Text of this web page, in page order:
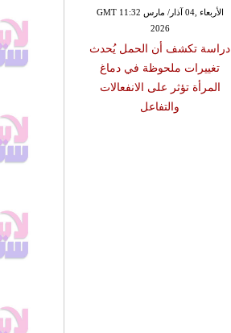
الأربعاء ,04 آذار/ مارس GMT 11:32
2026
دراسة تكشف أن الحمل يُحدث
تغييرات ملحوظة في دماغ
المرأة تؤثر على الانفعالات
والتفاعل